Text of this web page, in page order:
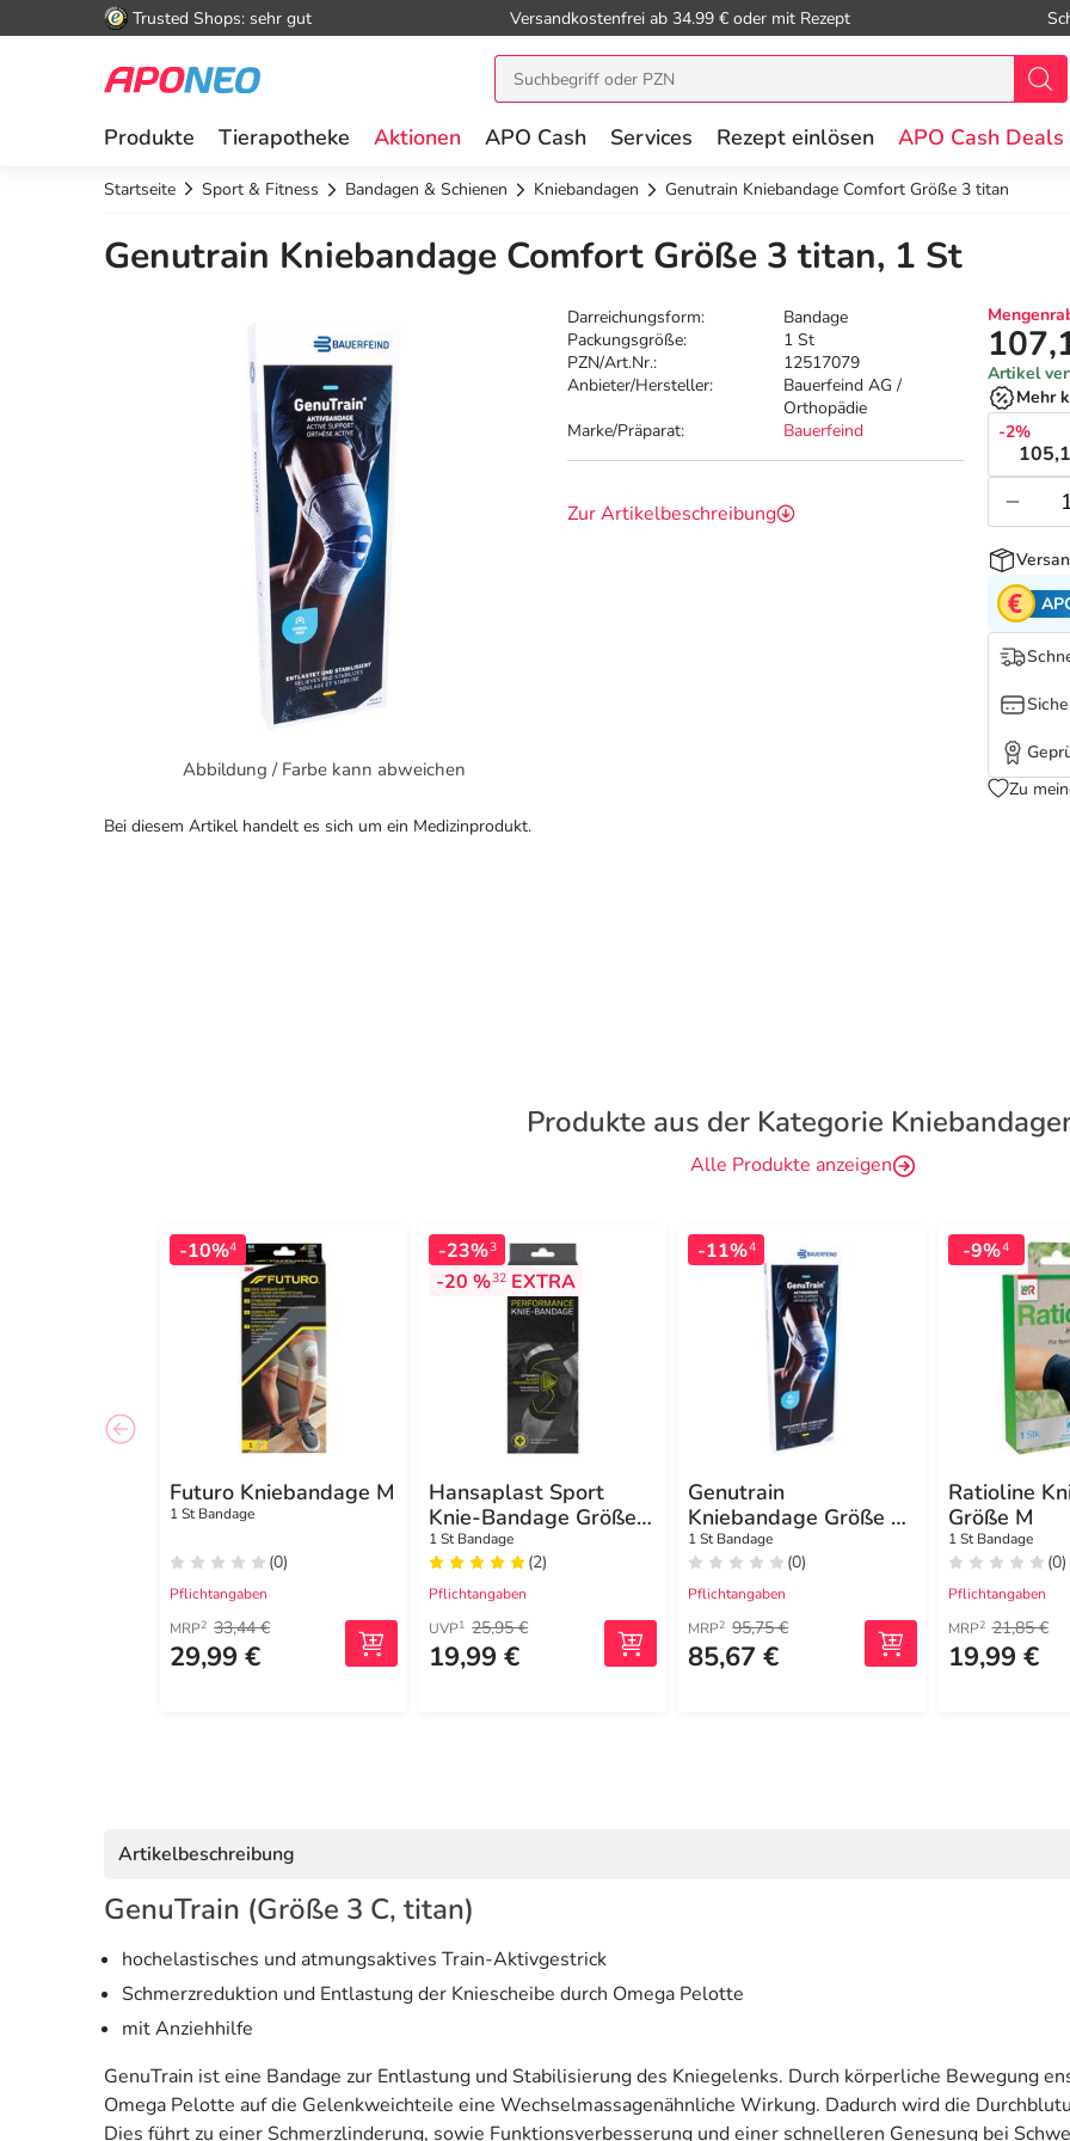
Trusted Shops: sehr gut Versandkostenfrei ab 34.99 € oder mit Rezept
Produkte Tierapotheke Aktionen APO Cash Services Rezept einlösen APO Cash Deals
Startseite Sport & Fitness Bandagen & Schienen Kniebandagen Genutrain Kniebandage Comfort Größe 3 titan
Genutrain Kniebandage Comfort Größe 3 titan, 1 St
Abbildung / Farbe kann abweichen
Darreichungsform:
Bandage
Packungsgröße:
1 St
PZN/Art.Nr.:
12517079
Anbieter/Hersteller:
Bauerfeind AG /
Orthopädie
Marke/Präparat:
Bauerfeind
Zur Artikelbeschreibung
Artikel
Mehr
-2%
Zu
Bei diesem Artikel handelt es sich um ein Medizinprodukt.
Produkte aus der Kategorie
Alle Produkte anzeigen
-10%4
Futuro Kniebandage M
1 St Bandage
(0)
Pflichtangaben
MRP2 33,44 €
29,99 €
-23%3
-20 %32 EXTRA
Hansaplast Sport
Knie-Bandage Größe
L/XL
1 St Bandage
(2)
Pflichtangaben
UVP1 25,95 €
19,99 €
-11%4
Genutrain
Kniebandage Größe 2
natur
1 St Bandage
(0)
Pflichtangaben
MRP2 95,75 €
85,67 €
-9%4
Ratioline
Größe M
1 St Bandage
(0)
Pflichtangaben
MRP2 21,85 €
19,99 €
Artikelbeschreibung
GenuTrain (Größe 3 C, titan)
hochelastisches und atmungsaktives Train-Aktivgestrick
Schmerzreduktion und Entlastung der Kniescheibe durch Omega Pelotte
mit Anziehhilfe
GenuTrain ist eine Bandage zur Entlastung und Stabilisierung des Kniegelenks. Durch körperliche Bewegung
Omega Pelotte auf die Gelenkweichteile eine Wechselmassagenähnliche Wirkung. Dadurch wird die
Dies führt zu einer Schmerzlinderung, sowie Funktionsverbesserung und einer schnelleren Genesung bei